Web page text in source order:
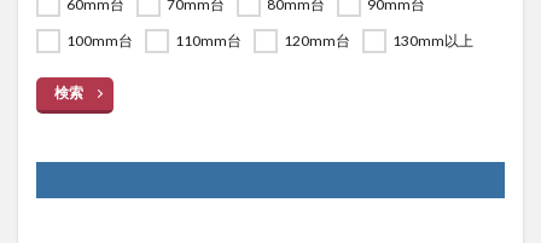
60mm台 70mm台 80mm台
90mm台
100mm台
110mm台 120mm台 130mm以上
検索